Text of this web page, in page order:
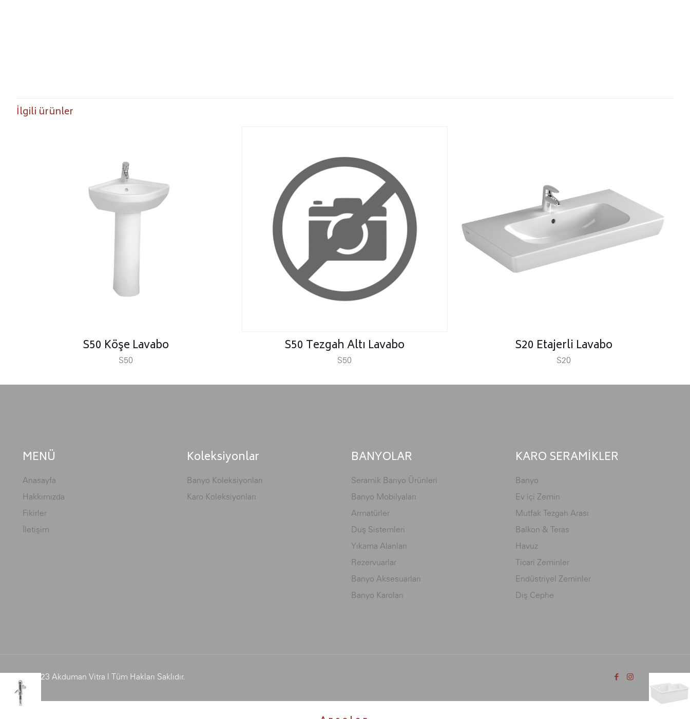
İlgili ürünler
S50 Köşe Lavabo
S50
S50 Tezgah Altı Lavabo
S50
S20 Etajerli Lavabo
S20
MENÜ
Anasayfa
Hakkımızda
Fikirler
İletişim
Koleksiyonlar
Banyo Koleksiyonları
Karo Koleksiyonları
BANYOLAR
Seramik Banyo Ürünleri
Banyo Mobilyaları
Armatürler
Duş Sistemleri
Yıkama Alanları
Rezervuarlar
Banyo Aksesuarları
Banyo Karoları
KARO SERAMİKLER
Banyo
Ev içi Zemin
Mutfak Tezgah Arası
Balkon & Teras
Havuz
Ticari Zeminler
Endüstriyel Zeminler
Dış Cephe
© 2023 Akduman Vitra | Tüm Hakları Saklıdır.